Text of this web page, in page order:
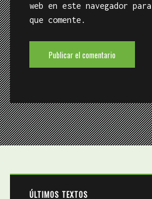
web en este navegador
que comente.
ÚLTIMOS TEXTOS